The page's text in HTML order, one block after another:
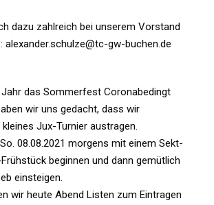
dazu zahlreich bei unserem Vorstand
alexander.schulze@tc-gw-buchen.de
das Sommerfest Coronabedingt
wir uns gedacht, dass wir
Jux-Turnier austragen.
08.08.2021 morgens mit einem Sekt-
beginnen und dann gemütlich
einsteigen.
wir heute Abend Listen zum Eintragen